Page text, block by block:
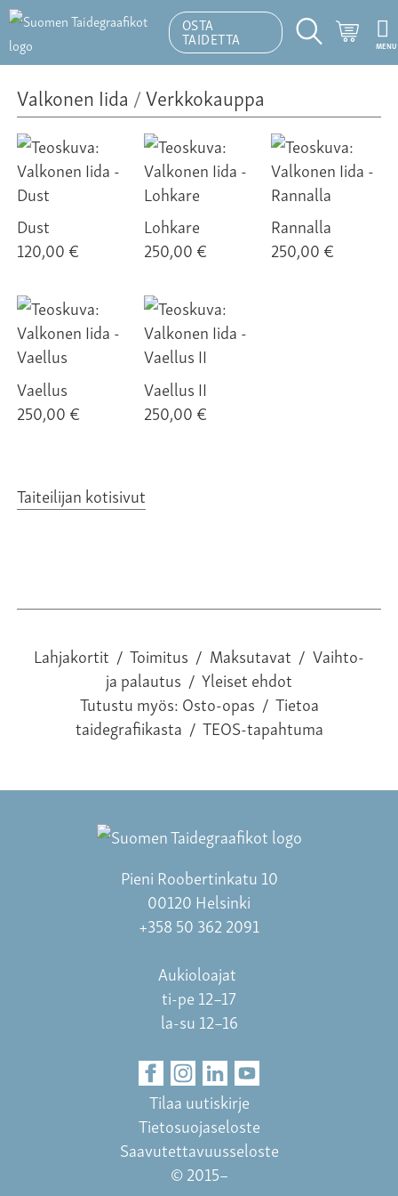
OSTA
TAIDETTA
Hakutoiminto
MENU
Valkonen Iida /Verkkokauppa
Dust
120,00 €
Lohkare
250,00 €
Rannalla
250,00 €
Vaellus
250,00 €
Vaellus II
250,00 €
Taiteilijan kotisivut
Lahjakortit / Toimitus / Maksutavat / Vaihto-
ja palautus / Yleiset ehdot
Tutustu myös:Osto-opas / Tietoa
taidegrafiikasta / TEOS-tapahtuma
Pieni Roobertinkatu 10
00120 Helsinki
+358 50 362 2091
Aukioloajat
ti-pe 12–17
la-su 12–16
Tilaa uutiskirje
Tietosuojaseloste
Saavutettavuusseloste
© 2015–